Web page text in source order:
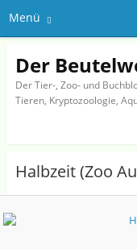
Menü
Der
Der Tier-, Zoo- und
Tieren, Kryptozoologie,
Halbzeit (Zoo